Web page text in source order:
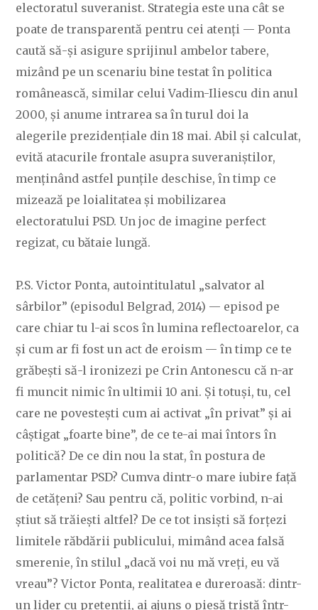
electoratul suveranist. Strategia este una cât se
poate de transparentă pentru cei atenți — Ponta
caută să-și asigure sprijinul ambelor tabere,
mizând pe un scenariu bine testat în politica
românească, similar celui Vadim-Iliescu din anul
2000, și anume intrarea sa în turul doi la
alegerile prezidențiale din 18 mai. Abil și calculat,
evită atacurile frontale asupra suveraniștilor,
menținând astfel punțile deschise, în timp ce
mizează pe loialitatea și mobilizarea
electoratului PSD. Un joc de imagine perfect
regizat, cu bătaie lungă.
P.S. Victor Ponta, autointitulatul „salvator al
sârbilor” (episodul Belgrad, 2014) — episod pe
care chiar tu l-ai scos în lumina reflectoarelor, ca
și cum ar fi fost un act de eroism — în timp ce te
grăbești să-l ironizezi pe Crin Antonescu că n-ar
fi muncit nimic în ultimii 10 ani. Și totuși, tu, cel
care ne povestești cum ai activat „în privat” și ai
câștigat „foarte bine”, de ce te-ai mai întors în
politică? De ce din nou la stat, în postura de
parlamentar PSD? Cumva dintr-o mare iubire față
de cetățeni? Sau pentru că, politic vorbind, n-ai
știut să trăiești altfel? De ce tot insiști să forțezi
limitele răbdării publicului, mimând acea falsă
smerenie, în stilul „dacă voi nu mă vreți, eu vă
vreau”? Victor Ponta, realitatea e dureroasă: dintr-
un lider cu pretenții, ai ajuns o piesă tristă într-